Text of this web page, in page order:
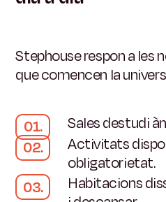
Stephouse respon a les
que comencen la
Sales destudi
Activitats
obligatorietat.
Habitacions